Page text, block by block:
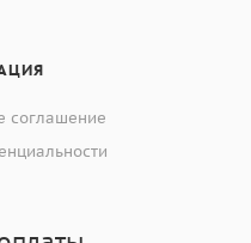
соглашение